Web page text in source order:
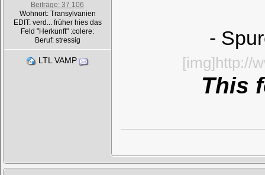
Beiträge: 37 106
Wohnort: Transylvanien
EDIT: verd... früher hies das
Feld "Herkunft" :colere:
Beruf: stressig
LTL VAMP
-
[img]http://
This